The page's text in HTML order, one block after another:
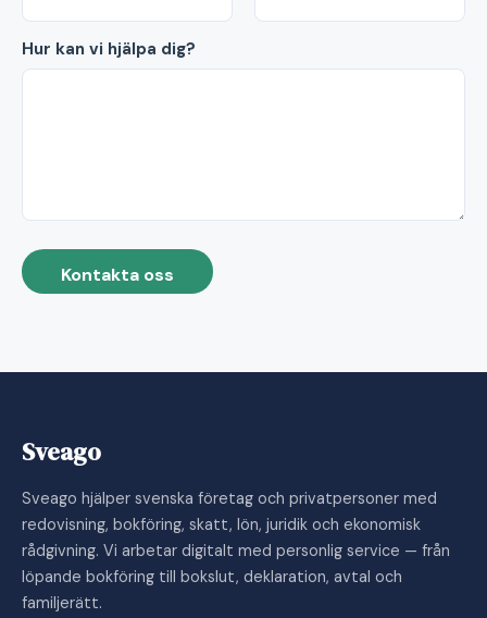
Hur kan vi hjälpa dig?
Kontakta oss
Sveago
Sveago hjälper svenska företag och privatpersoner med
redovisning, bokföring, skatt, lön, juridik och ekonomisk
rådgivning. Vi arbetar digitalt med personlig service — från
löpande bokföring till bokslut, deklaration, avtal och
familjerätt.